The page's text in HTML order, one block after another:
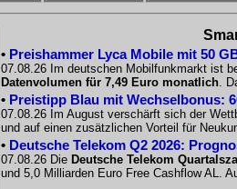
• Preishammer Lyca Mobile mit 50
07.08.26 Im deutschen Mobilfunkmarkt ist
Datenvolumen für 7,49 Euro monatlich.
• Preistipp Blau mit Wechselbonus:
07.08.26 Im August verschärft sich der
und auf einen zusätzlichen Vorteil für
• Deutsche Telekom Q2 2026:
07.08.26 Die Deutsche Telekom
und 5,0 Milliarden Euro Free Cashflow AL.